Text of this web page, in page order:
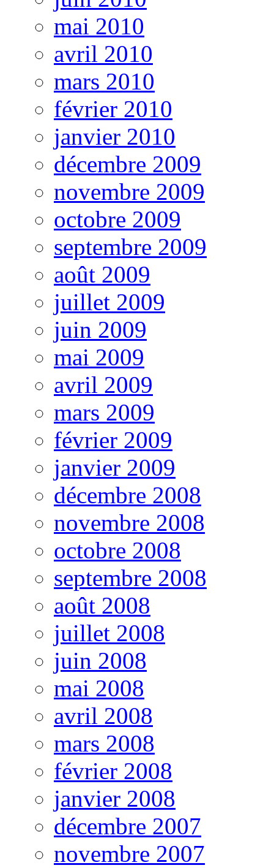
mai 2010
avril 2010
mars 2010
février 2010
janvier 2010
décembre 2009
novembre 2009
octobre 2009
septembre 2009
août 2009
juillet 2009
juin 2009
mai 2009
avril 2009
mars 2009
février 2009
janvier 2009
décembre 2008
novembre 2008
octobre 2008
septembre 2008
août 2008
juillet 2008
juin 2008
mai 2008
avril 2008
mars 2008
février 2008
janvier 2008
décembre 2007
novembre 2007